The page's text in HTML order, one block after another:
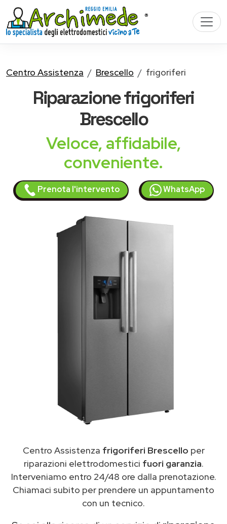
Centro Assistenza Brescello frigoriferi
Riparazionefrigoriferi
Brescello
Veloce, affidabile,
conveniente.
Prenota l'intervento WhatsApp
Centro Assistenza frigoriferi Brescello per
riparazioni elettrodomestici fuori garanzia.
Interveniamo entro 24/48 ore dalla prenotazione.
Chiamaci subito per prendere un appuntamento
con un tecnico.